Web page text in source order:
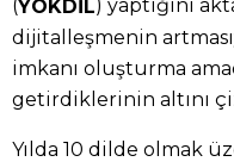
(YÖKDİL) yaptığını
dijitalleşmenin
imkanı oluşturma
getirdiklerinin altını
Yılda 10 dilde olmak